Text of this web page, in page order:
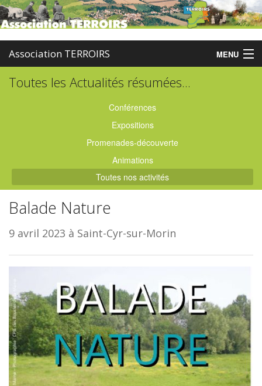
Association TERROIRS MENU
Accueil
Partenaires
Enquêtes
Contact
Toutes les Actualités résumées...
Conférences
Expositions
Promenades-découverte
Animations
Toutes nos activités
Balade Nature
9 avril 2023 à Saint-Cyr-sur-Morin